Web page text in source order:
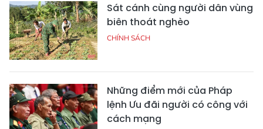
Sát cánh cùng người dân vùng
biên thoát nghèo
CHÍNH SÁCH
Những điểm mới của Pháp
lệnh Ưu đãi người có công với
cách mạng